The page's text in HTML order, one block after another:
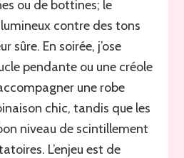
ou de bottines; le
contre des tons
sûre. En soirée, j’ose
pendante ou une créole
une robe
chic, tandis que les
niveau de scintillement
L’enjeu est de